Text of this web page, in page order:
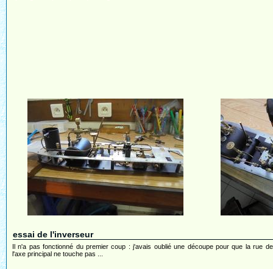
essai de l'inverseur
Il n'a pas fonctionné du premier coup : j'avais oublié une découpe pour que la rue
l'axe principal ne touche pas ...